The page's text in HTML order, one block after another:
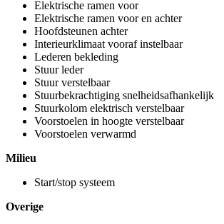
Elektrische ramen voor
Elektrische ramen voor en achter
Hoofdsteunen achter
Interieurklimaat vooraf instelbaar
Lederen bekleding
Stuur leder
Stuur verstelbaar
Stuurbekrachtiging snelheidsafhankelijk
Stuurkolom elektrisch verstelbaar
Voorstoelen in hoogte verstelbaar
Voorstoelen verwarmd
Milieu
Start/stop systeem
Overige